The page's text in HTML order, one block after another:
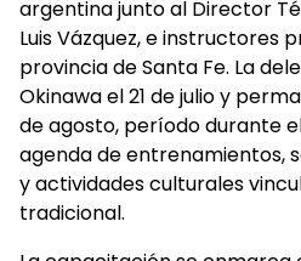
argentina junto al Director
Luis Vázquez, e instructores
provincia de Santa Fe. La
Okinawa el 21 de julio y
de agosto, período durante
agenda de entrenamientos,
y actividades culturales
tradicional.